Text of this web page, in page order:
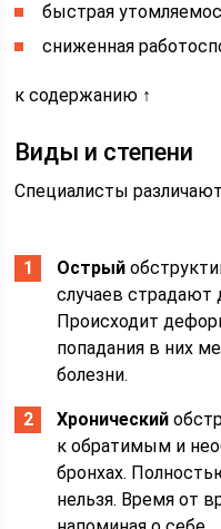
быстрая
сниженная
к содержанию ↑
Виды и степени
Специалисты
Острый
случаев страдают
Происходит
попадания в них
болезни.
Хронический
к обратимым и
бронхах.
нельзя. Время от